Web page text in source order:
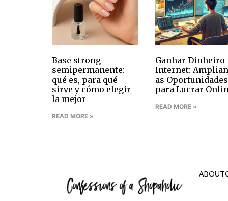
Base strong
semipermanente:
qué es, para qué
sirve y cómo elegir
la mejor
READ MORE »
Ganhar Dinheiro
Internet:
as Oportunidades
para Lucrar
READ MORE »
ABOUT